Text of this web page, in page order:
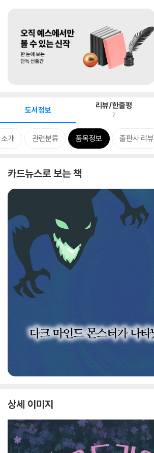
도서정보 리뷰/한줄평
7
개 관련분류 품목정보 출판사 리뷰
카드뉴스로 보는 책
상세 이미지